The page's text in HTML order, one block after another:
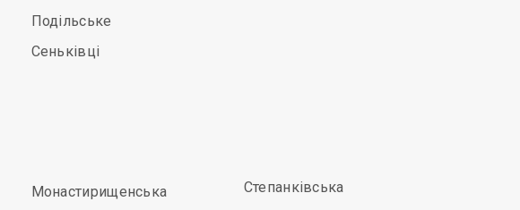
Подільське
Сеньківці
Монастирищенська
Степанківська